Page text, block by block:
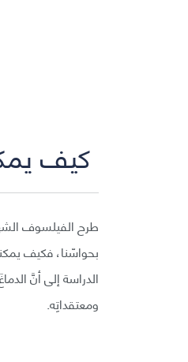
كيف
بحواسّنا، فكيف
الدراسة إلى أنَّ
ومعتقداتِه.